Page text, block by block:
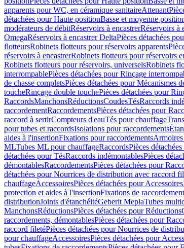
apparents pour WC, en céramique sanitaireAttenant
détachées pour Haute positionBasse et moyenne
modérateurs de débitRéservoirs à encastrerRéservoirs à
OmegaRéservoirs à encastrer DeltaPièces détachées
flotteursRobinets flotteurs pour réservoirs apparents
réservoirs à encastrerRobinets flotteurs pour réservoirs
Robinets flotteurs pour réservoirs, universelsRobinets
interrompablePièces détachées pour Rinçage
de chasse completsPièces détachées pour Mécanismes
toucheRinçage double touchePièces détachées pour
RaccordsManchonsRéductionsCoudesTésRaccords
raccordementRaccordementsPièces détachées pour
raccord à sertirCompteurs d'eauTés pour chauffage
pour tubes et raccordsIsolations pour raccordements
aides à l'insertionFixations pour raccordements
MLTubes ML pour chauffageRaccordsPièces
détachées pour TésRaccords indémontablesPièces
démontablesRaccordementsPièces détachées pour
détachées pour Nourrices de distribution avec raccord
chauffageAccessoiresPièces détachées pour Accessoires
protection et aides à l'insertionFixations de
distributionJoints d'étanchéitéGeberit MeplaTubes
ManchonsRéductionsPièces détachées pour Réductions
raccordements, démontablesPièces détachées pour
raccord filetéPièces détachées pour Nourrices de
pour chauffageAccessoiresPièces détachées pour